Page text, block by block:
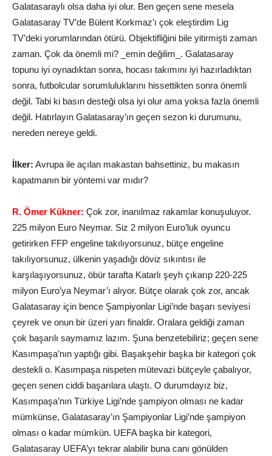
Galatasaraylı olsa daha iyi olur. Ben geçen sene mesela
Galatasaray TV’de Bülent Korkmaz’ı çok eleştirdim Lig
TV’deki yorumlarından ötürü. Objektifliğini bile yitirmişti zaman
zaman. Çok da önemli mi? _emin değilim_. Galatasaray
topunu iyi oynadıktan sonra, hocası takımını iyi hazırladıktan
sonra, futbolcular sorumluluklarını hissettikten sonra önemli
değil. Tabi ki basın desteği olsa iyi olur ama yoksa fazla önemli
değil. Hatırlayın Galatasaray’ın geçen sezon ki durumunu,
nereden nereye geldi.
İlker: Avrupa ile açılan makastan bahsettiniz, bu makasın
kapatmanın bir yöntemi var mıdır?
R. Ömer Kükner: Çok zor, inanılmaz rakamlar konuşuluyor.
225 milyon Euro Neymar. Siz 2 milyon Euro’luk oyuncu
getirirken FFP engeline takılıyorsunuz, bütçe engeline
takılıyorsunuz, ülkenin yaşadığı döviz sıkıntısı ile
karşılaşıyorsunuz, öbür tarafta Katarlı şeyh çıkarıp 220-225
milyon Euro’ya Neymar’ı alıyor. Bütçe olarak çok zor, ancak
Galatasaray için bence Şampiyonlar Ligi’nde başarı seviyesi
çeyrek ve onun bir üzeri yarı finaldir. Oralara geldiği zaman
çok başarılı saymamız lazım. Şuna benzetebiliriz; geçen sene
Kasımpaşa’nın yaptığı gibi. Başakşehir başka bir kategori çok
destekli o. Kasımpaşa nispeten mütevazi bütçeyle çabalıyor,
geçen senen ciddi başarılara ulaştı. O durumdayız biz,
Kasımpaşa’nın Türkiye Ligi’nde şampiyon olması ne kadar
mümkünse, Galatasaray’ın Şampiyonlar Ligi’nde şampiyon
olması o kadar mümkün. UEFA başka bir kategori,
Galatasaray UEFA’yı tekrar alabilir buna canı gönülden